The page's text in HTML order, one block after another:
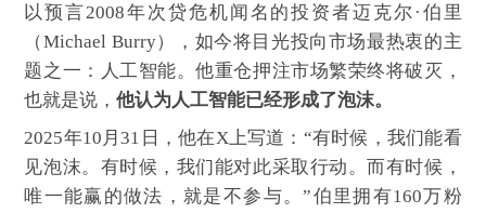
以预言2008年次贷危机闻名的投资者迈克尔·伯里
（Michael Burry），如今将目光投向市场最热衷的主
题之一：人工智能。他重仓押注市场繁荣终将破灭，
也就是说，他认为人工智能已经形成了泡沫。
2025年10月31日，他在X上写道：“有时候，我们能看
见泡沫。有时候，我们能对此采取行动。而有时候，
唯一能赢的做法，就是不参与。”伯里拥有160万粉